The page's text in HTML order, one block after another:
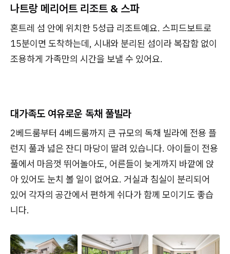
나트랑 메리어트 리조트 & 스파
혼트레 섬 안에 위치한 5성급 리조트예요. 스피드보트로
15분이면 도착하는데, 시내와 분리된 섬이라 복잡함 없이
조용하게 가족만의 시간을 보낼 수 있어요.
대가족도 여유로운 독채 풀빌라
2베드룸부터 4베드룸까지 큰 규모의 독채 빌라에 전용 플
런지 풀과 넓은 잔디 마당이 딸려 있습니다. 아이들이 전용
풀에서 마음껏 뛰어놀아도, 어른들이 늦게까지 바깥에 앉
아 있어도 눈치 볼 일이 없어요. 거실과 침실이 분리되어
있어 각자의 공간에서 편하게 쉬다가 함께 모이기도 좋습
니다.